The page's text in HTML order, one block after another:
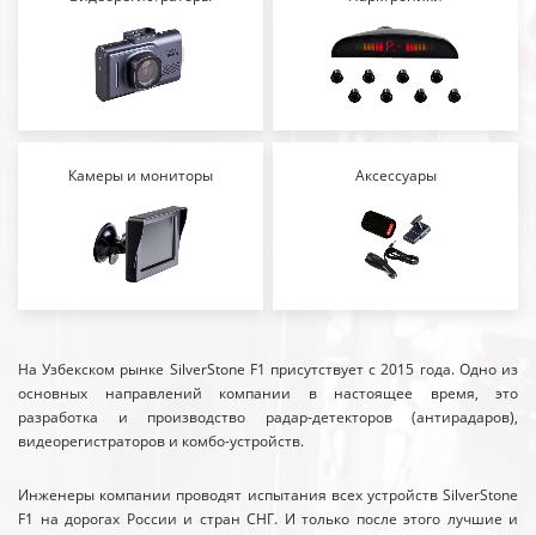
Камеры и мониторы Аксессуары
На Узбекском рынке SilverStone F1 присутствует с 2015 года. Одно из
основных направлений компании в настоящее время, это
разработка и производство радар-детекторов (антирадаров),
видеорегистраторов и комбо-устройств.
Инженеры компании проводят испытания всех устройств SilverStone
F1 на дорогах России и стран СНГ. И только после этого лучшие и